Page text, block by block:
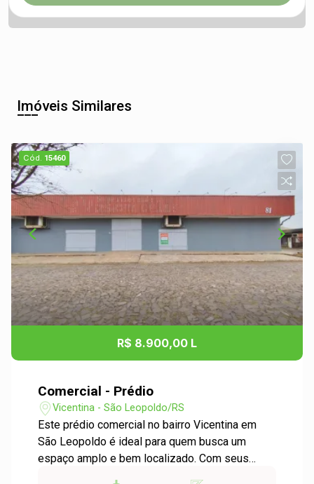
Imóveis Similares
Cód. 15460
R$ 8.900,00 L
Comercial - Prédio
Vicentina - São Leopoldo/RS
Este prédio comercial no bairro Vicentina em
São Leopoldo é ideal para quem busca um
espaço amplo e bem localizado. Com seus